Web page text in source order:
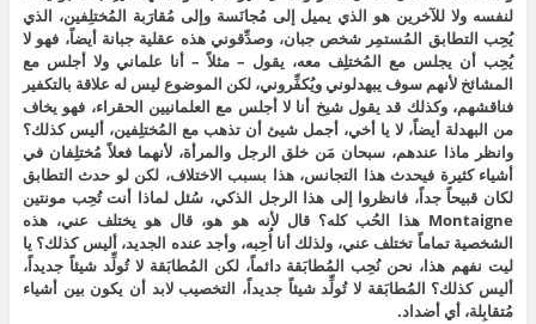
لنفسه ولا للآخرين هو الذي يميل إلى مُجانَسة وإلى مُقارَبة المُختلِفين، الذي
يُحِب التطابق المُستمِر شخص جبان، وصدِّقوني هذه عقلية جبانة أيضاً، فهو لا
يُحِب أن يجلس مع المُختلِف معه، يقول – مثلاً – أنا علماني ولا أجلس مع
المشائخ لأنهم سوف يبهدلوني ويُكفِّروني، لكن الموضوع ليس له علاقة بالتكفير
فناقشهم، وكذلك قد يقول شيخ أنا لا أجلس مع العلمانيين الحقراء، فهو يخاف
من البهدلة أيضاً، لا يا أخي، أجمل شيئ أن تذهب مع المُختلِفين، أليس كذلك؟
وانظر ماذا عندهم، سبحان مَن خلق الرجل والمرأة، لأنهما فعلاً مُختلِفان في
أشياء كثيرة فيحدث هذا التجانس، هذا بسبب الاختلاف، لكن لو حدث التطابق
لكان قبيحاً جداً، فانظروا إلى هذا الرجل الذكي، سُئل لماذا أنت تُحِب مونتين
Montaigne هذا الحُب كله؟ قال لأنه هو هو، قال هو يختلف عني، هذه
الشخصية تماماً تختلف عني، ولذلك أنا أُحِبه، وأجد عنده الجديد، أليس كذلك؟ يا
ليت نفهم هذا، نحن نُحِب المُطابَقة دائماً، لكن المُطابَقة لا تُولِّد شيئاً جديداً،
أليس كذلك؟ المُطابَقة لا تُولِّد شيئاً جديداً، التخصيب لابد أن يكون بين أشياء
مُتقابِلة، أي أضداد.